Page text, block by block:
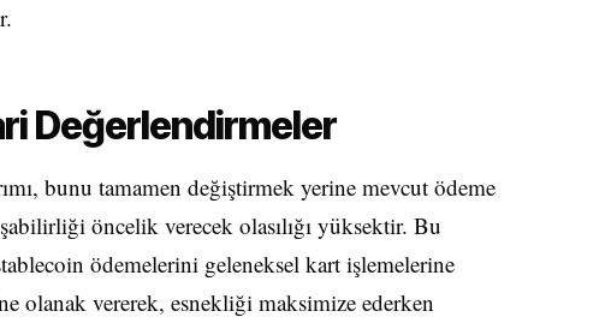
Değerlendirmeler
bunu tamamen değiştirmek yerine mevcut ödeme
öncelik verecek olasılığı yüksektir. Bu
ödemelerini geleneksel kart işlemelerine
olanak vererek, esnekliği maksimize ederken